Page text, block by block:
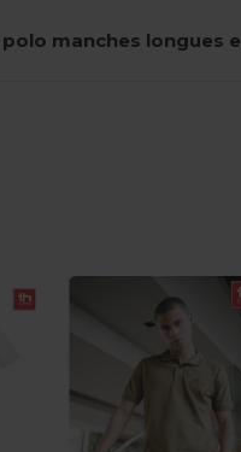
manches longues